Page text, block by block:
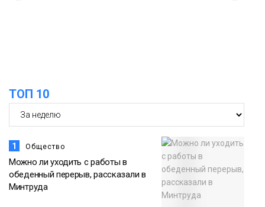
ТОП 10
1 Общество
Можно ли уходить с работы в
обеденный перерыв, рассказали в
Минтруда